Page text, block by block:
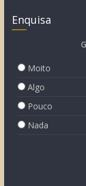
Enquisa
Moito
Algo
Pouco
Nada